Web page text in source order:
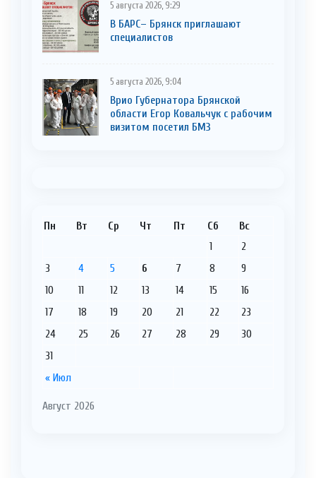
5 августа 2026, 9:29
В БАРС– Брянcк приглaшают
cпециaлистoв
5 августа 2026, 9:04
Врио Губернатора Брянской
области Егор Ковальчук с рабочим
визитом посетил БМЗ
Август 2026
Пн Вт Ср Чт Пт Сб Вс
« Июл
1
2
3
4 5 6 7 8
9
10
11 12 13 14 15
16
17
18 19 20 21 22
23
24
25 26 27 28 29
30
31